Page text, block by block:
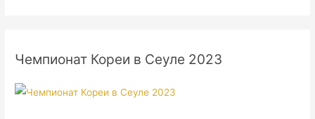
Чемпионат Кореи в Сеуле 2023